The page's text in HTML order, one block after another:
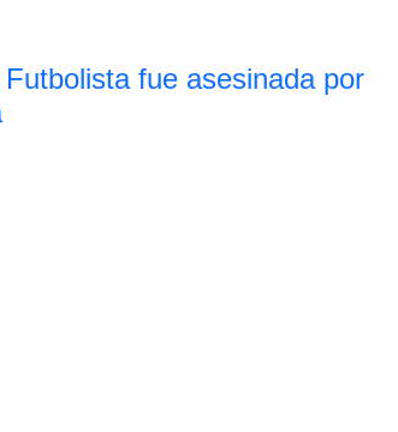
Futbolista fue asesinada por